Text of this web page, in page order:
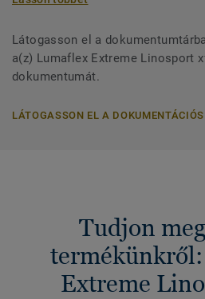
Látogasson el a
a(z) Lumaflex Extreme Linosport
dokumentumát.
LÁTOGASSON EL A
Tudjon
Extreme